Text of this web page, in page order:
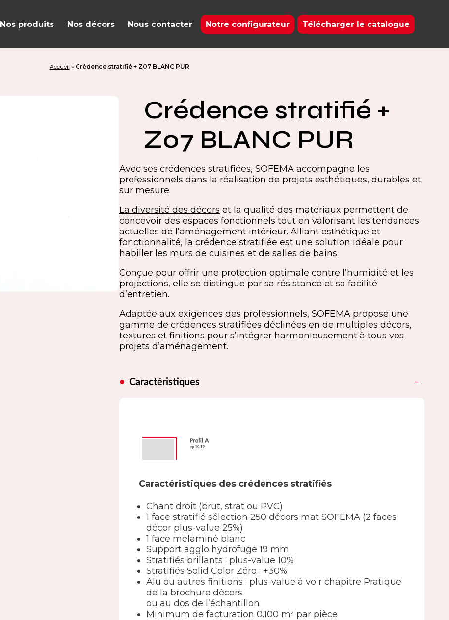
Nos produits Nos décors Nous contacter Notre configurateur Télécharger le catalogue
Accueil » Crédence stratifié + Z07 BLANC PUR
Crédence stratifié +
Z07 BLANC PUR
Avec ses crédences stratifiées, SOFEMA accompagne les
professionnels dans la réalisation de projets esthétiques, durables et
sur mesure.
La diversité des décors et la qualité des matériaux permettent de
concevoir des espaces fonctionnels tout en valorisant les tendances
actuelles de l’aménagement intérieur. Alliant esthétique et
fonctionnalité, la crédence stratifiée est une solution idéale pour
habiller les murs de cuisines et de salles de bains.
Conçue pour offrir une protection optimale contre l’humidité et les
projections, elle se distingue par sa résistance et sa facilité
d’entretien.
Adaptée aux exigences des professionnels, SOFEMA propose une
gamme de crédences stratifiées déclinées en de multiples décors,
textures et finitions pour s’intégrer harmonieusement à tous vos
projets d’aménagement.
Caractéristiques
Caractéristiques des crédences stratifiés
Chant droit (brut, strat ou PVC)
1 face stratifié sélection 250 décors mat SOFEMA (2 faces
décor plus-value 25%)
1 face mélaminé blanc
Support agglo hydrofuge 19 mm
Stratifiés brillants : plus-value 10%
Stratifiés Solid Color Zéro : +30%
Alu ou autres finitions : plus-value à voir chapitre Pratique
de la brochure décors
ou au dos de l’échantillon
Minimum de facturation 0.100 m² par pièce